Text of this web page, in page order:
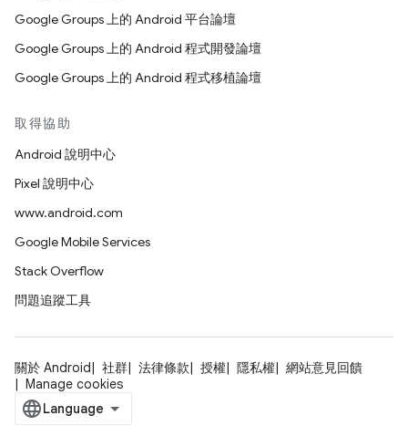
Google Groups 上的 Android 平台論壇
Google Groups 上的 Android 程式開發論壇
Google Groups 上的 Android 程式移植論壇
取得協助
Android 說明中心
Pixel 說明中心
www.android.com
Google Mobile Services
Stack Overflow
問題追蹤工具
關於 Android 社群 法律條款 授權 隱私權
網站意見回饋
Manage cookies